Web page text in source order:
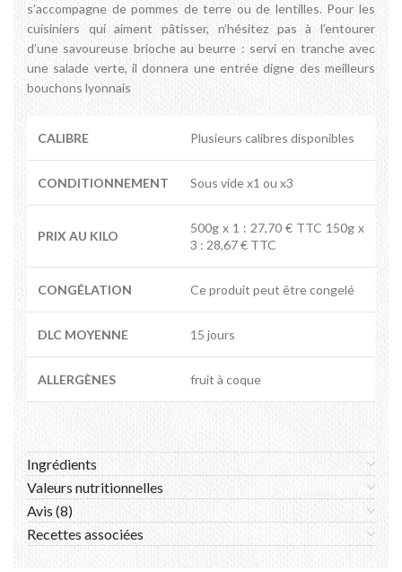
s’accompagne de pommes de terre ou de lentilles. Pour les
cuisiniers qui aiment pâtisser, n’hésitez pas à l’entourer
d’une savoureuse brioche au beurre : servi en tranche avec
une salade verte, il donnera une entrée digne des meilleurs
bouchons lyonnais
CALIBRE Plusieurs calibres disponibles
CONDITIONNEMENT Sous vide x1 ou x3
PRIX AU KILO
500g x 1 : 27,70 € TTC 150g x
3 : 28,67 € TTC
CONGÉLATION Ce produit peut être congelé
DLC MOYENNE 15 jours
ALLERGÈNES fruit à coque
Ingrédients
Valeurs nutritionnelles
Avis (8)
Recettes associées